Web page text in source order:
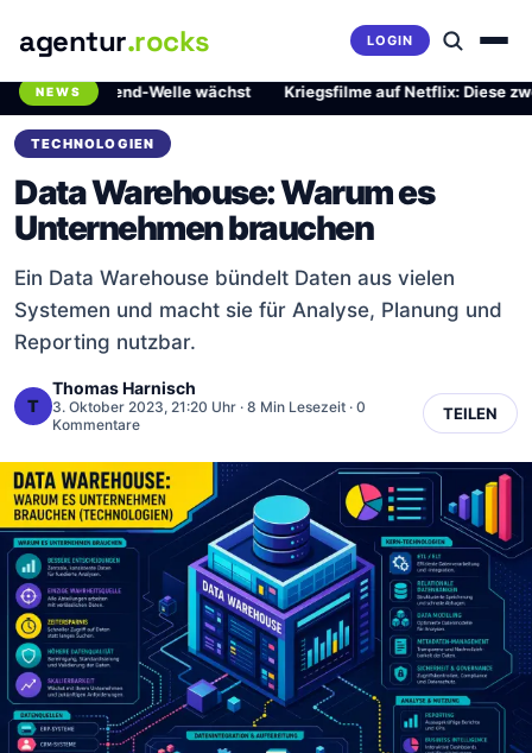
agentur.rocks LOGIN
NEWS
Breaking News Ticker
Trend-Welle wächst· Kriegsfilme auf Netflix: Diese zwei
TECHNOLOGIEN
Data Warehouse: Warum es
Unternehmen brauchen
Ein Data Warehouse bündelt Daten aus vielen
Systemen und macht sie für Analyse, Planung und
Reporting nutzbar.
T
Thomas Harnisch
3. Oktober 2023, 21:20 Uhr · 8 Min Lesezeit · 0
Kommentare
TEILEN